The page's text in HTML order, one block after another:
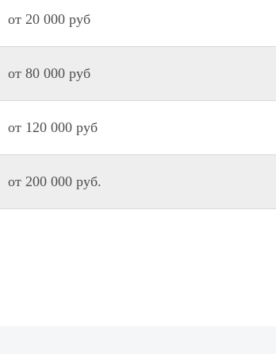
от 20 000 руб
от 80 000 руб
от 120 000 руб
от 200 000 руб.